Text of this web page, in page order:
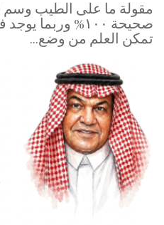
مقولة ما على الطيب وسم
صحيحة ١٠٠% وربما
تمكن العلم من وضع…